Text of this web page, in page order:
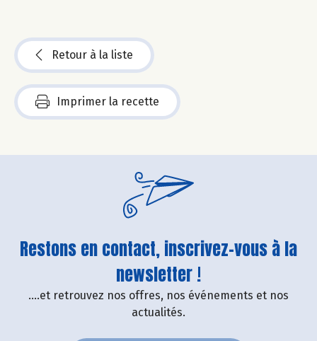
Retour à la liste
Imprimer la recette
Restons en contact, inscrivez-vous à la
newsletter !
....et retrouvez nos offres, nos événements et nos
actualités.